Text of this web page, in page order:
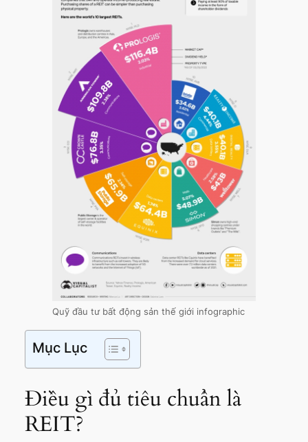
Quỹ đầu tư bất động sản thế giới infographic
Mục Lục
Điều gì đủ tiêu chuẩn là
REIT?